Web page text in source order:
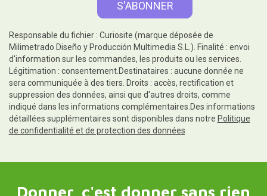
Responsable du fichier : Curiosite (marque déposée de
Milimetrado Diseño y Producción Multimedia S.L.). Finalité : envoi
d'information sur les commandes, les produits ou les services.
Légitimation : consentement.Destinataires : aucune donnée ne
sera communiquée à des tiers. Droits : accès, rectification et
suppression des données, ainsi que d'autres droits, comme
indiqué dans les informations complémentaires.Des informations
détaillées supplémentaires sont disponibles dans notre Politique
de confidentialité et de protection des données
Donner, c'est donner sans rien